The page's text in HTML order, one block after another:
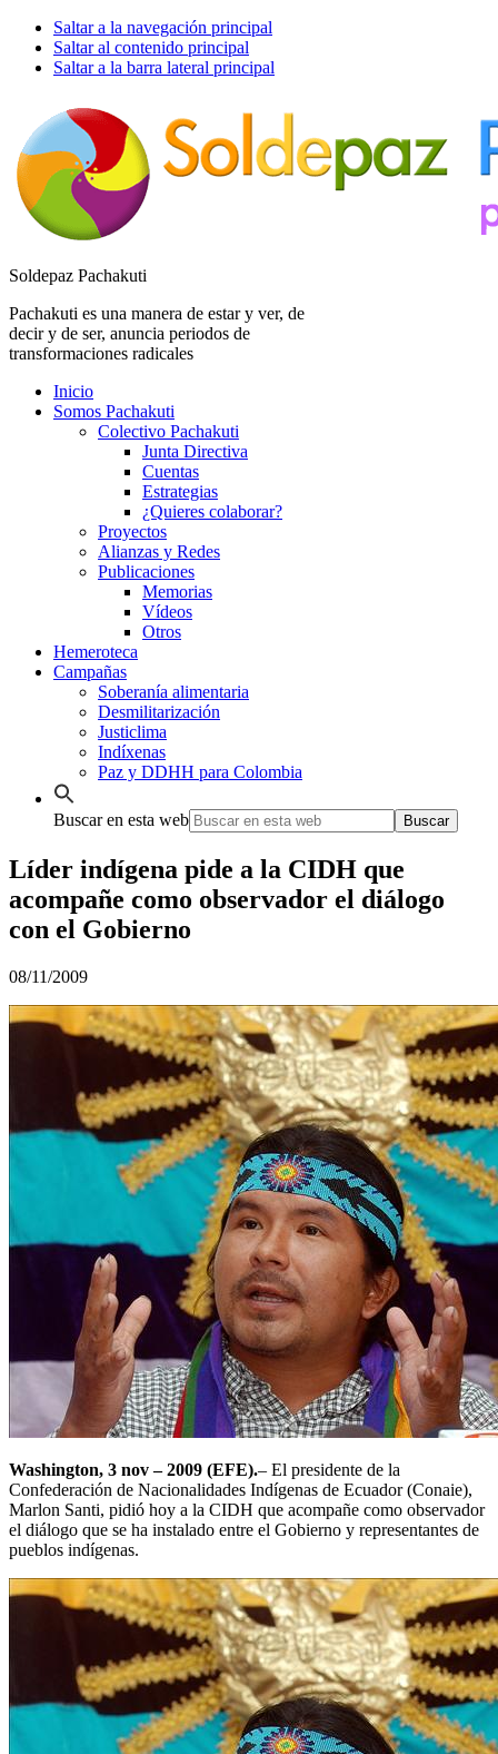
Saltar a la navegación principal
Saltar al contenido principal
Saltar a la barra lateral principal
Soldepaz Pachakuti
Pachakuti es una manera de estar y ver, de
decir y de ser, anuncia periodos de
transformaciones radicales
Inicio
Somos Pachakuti
Colectivo Pachakuti
Junta Directiva
Cuentas
Estrategias
¿Quieres colaborar?
Proyectos
Alianzas y Redes
Publicaciones
Memorias
Vídeos
Otros
Hemeroteca
Campañas
Soberanía alimentaria
Desmilitarización
Justiclima
Indíxenas
Paz y DDHH para Colombia
Buscar en esta web
Líder indígena pide a la CIDH que
acompañe como observador el diálogo
con el Gobierno
08/11/2009
Washington, 3 nov – 2009 (EFE).– El presidente de la
Confederación de Nacionalidades Indígenas de Ecuador (Conaie),
Marlon Santi, pidió hoy a la CIDH que acompañe como observador
el diálogo que se ha instalado entre el Gobierno y representantes de
pueblos indígenas.